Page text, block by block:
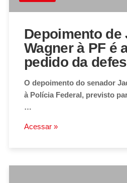
Depoimento de
Wagner à PF é
pedido da
O depoimento do senador
à Polícia Federal, previsto
…
Acessar »